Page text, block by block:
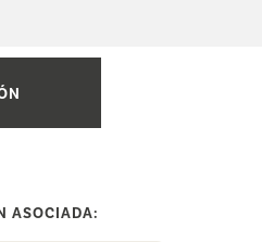
ASOCIADA: